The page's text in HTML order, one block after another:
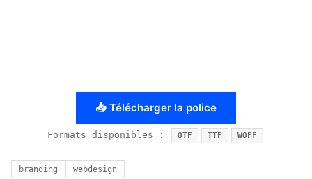
📥 Télécharger la police
Formats disponibles : OTF TTF WOFF
branding webdesign